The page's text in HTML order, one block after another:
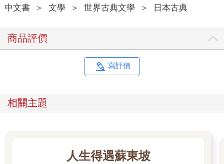
「啊，動了。」
在十字路口中央冒煙的車子，交通警察也看到了，卻沒有過來質
問，可見車子停下的時間應該很短。
「雖然妳怪我讓妳坐上這種車……」
公會堂。」
「是嗎？我自己倒是沒注意，也許吧。」
「對。因為這是我先生的財產……如果遇上我先生，看到珠寶還
中文書 ＞ 文學 ＞ 世界古典文學 ＞ 日本古典
商品評價
寫評價
相關主題
人生得遇蘇東坡